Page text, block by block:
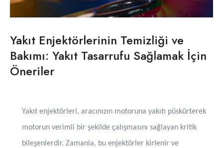
Yakıt Enjektörlerinin Temizliği ve
Bakımı: Yakıt Tasarrufu Sağlamak İçin
Öneriler
Yakıt enjektörleri, aracınızın motoruna yakıtı püskürterek
motorun verimli bir şekilde çalışmasını sağlayan kritik
bileşenlerdir. Zamanla, bu enjektörler kirlenir ve